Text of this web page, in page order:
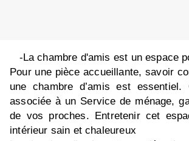
-La chambre d'amis est un espace
Pour une pièce accueillante, savoir
une chambre d’amis est essentiel.
associée à un Service de ménage,
de vos proches. Entretenir cet
intérieur sain et chaleureux